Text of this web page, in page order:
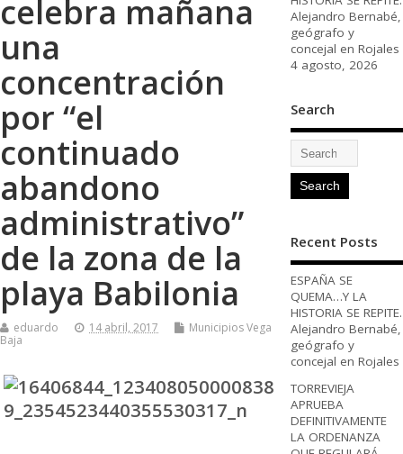
celebra mañana
una
concentración
por “el
continuado
abandono
administrativo”
de la zona de la
playa Babilonia
eduardo 14 abril, 2017
Municipios Vega
Baja
Alejandro Bernabé,
geógrafo y
concejal en Rojales
4 agosto, 2026
Search
Recent Posts
ESPAÑA SE
QUEMA…Y LA
HISTORIA SE REPITE.
Alejandro Bernabé,
geógrafo y
concejal en Rojales
TORREVIEJA
APRUEBA
DEFINITIVAMENTE
LA ORDENANZA